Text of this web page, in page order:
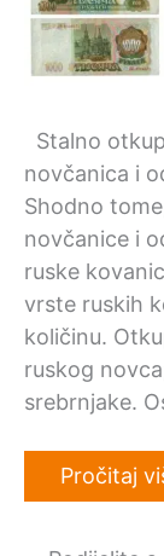
Stalno
novčanica i
Shodno
novčanice i
ruske
vrste ruskih
količinu.
ruskog
srebrnjake.
Otkup
ruskih
Pročitaj